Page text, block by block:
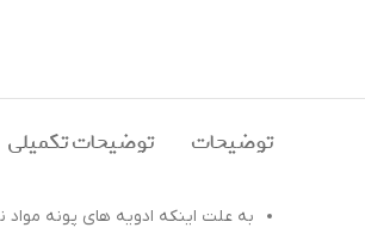
توضیحات توضیحات تکمیلی
به علت اینکه ادویه های پونه